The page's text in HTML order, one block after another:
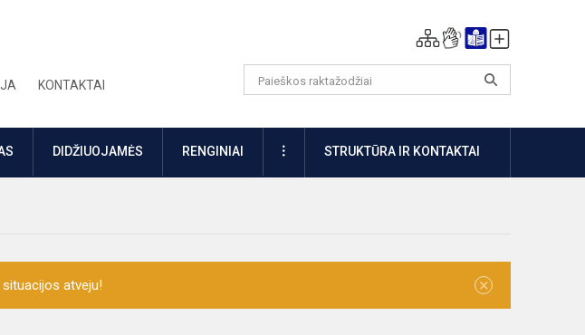
KONTAKTAI
DIDŽIUOJAMĖS RENGINIAI DAUGIAUSTRUKTŪRA IR KONTAKTAI
atveju! ×